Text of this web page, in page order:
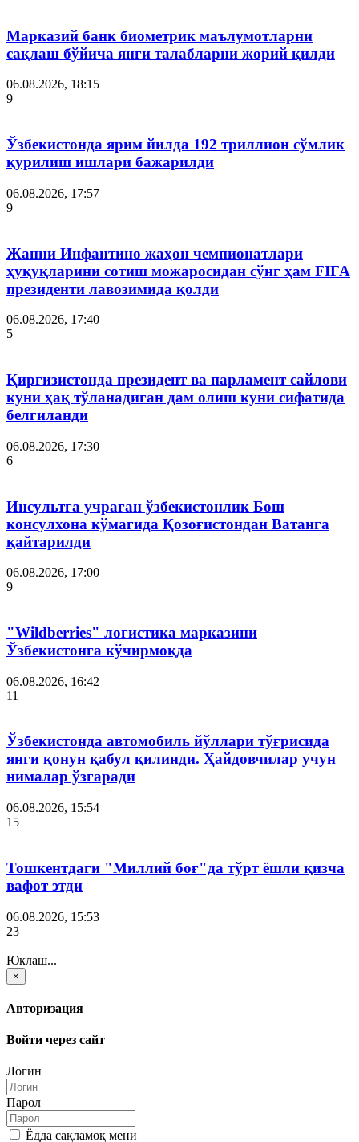
Марказий банк биометрик маълумотларни
сақлаш бўйича янги талабларни жорий қилди
06.08.2026, 18:15
9
Ўзбекистонда ярим йилда 192 триллион сўмлик
қурилиш ишлари бажарилди
06.08.2026, 17:57
9
Жанни Инфантино жаҳон чемпионатлари
ҳуқуқларини сотиш можаросидан сўнг ҳам FIFA
президенти лавозимида қолди
06.08.2026, 17:40
5
Қирғизистонда президент ва парламент сайлови
куни ҳақ тўланадиган дам олиш куни сифатида
белгиланди
06.08.2026, 17:30
6
Инсультга учраган ўзбекистонлик Бош
консулхона кўмагида Қозоғистондан Ватанга
қайтарилди
06.08.2026, 17:00
9
"Wildberries" логистика марказини
Ўзбекистонга кўчирмоқда
06.08.2026, 16:42
11
Ўзбекистонда автомобиль йўллари тўғрисида
янги қонун қабул қилинди. Ҳайдовчилар учун
нималар ўзгаради
06.08.2026, 15:54
15
Тошкентдаги "Миллий боғ"да тўрт ёшли қизча
вафот этди
06.08.2026, 15:53
23
Юклаш...
×
Авторизация
Войти через сайт
Логин
Парол
Ёдда сақламоқ мени